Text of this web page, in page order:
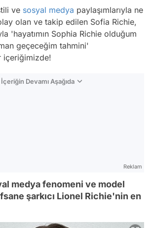
ve sosyal medya paylaşımlarıyla ne
olan ve takip edilen Sofia Richie,
'hayatımın Sophia Richie olduğum
geçeceğim tahmini'
içeriğimizde!
İçeriğin Devamı Aşağıda
Reklam
medya fenomeni ve model
şarkıcı Lionel Richie'nin en